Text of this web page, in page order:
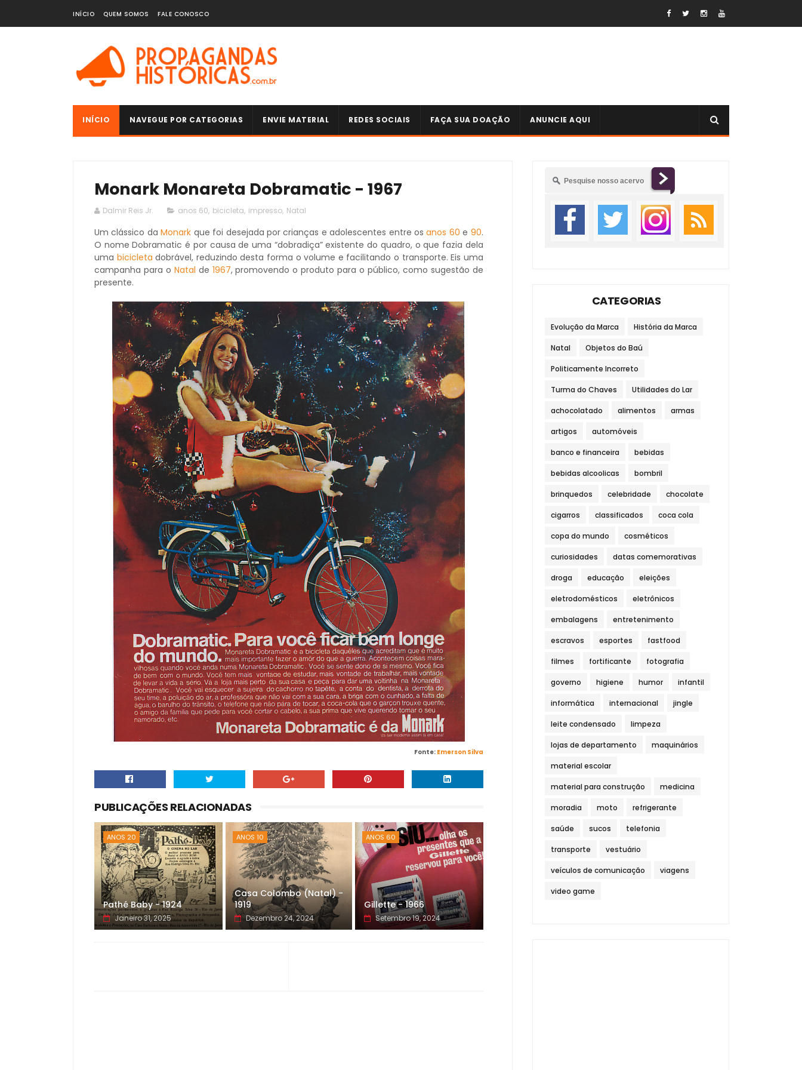
INÍCIO QUEM SOMOS FALE CONOSCO
INÍCIO NAVEGUE POR CATEGORIAS ENVIE MATERIAL REDES SOCIAIS FAÇA SUA DOAÇÃO ANUNCIE AQUI
Monark Monareta Dobramatic - 1967
Dalmir Reis Jr. anos 60, bicicleta, impresso, Natal
Um clássico daMonark que foi desejada por crianças e adolescentes entre osanos 60 e 90.
O nome Dobramatic é por causa de uma “dobradiça” existente do quadro, o que fazia dela
uma bicicleta dobrável, reduzindo desta forma o volume e facilitando o transporte. Eis uma
campanha para o Natal de 1967, promovendo o produto para o público, como sugestão de
presente.
Fonte: Emerson Silva
PUBLICAÇÕES RELACIONADAS
ANOS 20
Pathé Baby - 1924
Janeiro 31, 2025
ANOS 10
Casa Colombo (Natal) -
1919
Dezembro 24, 2024
ANOS 60
Gillette - 1966
Setembro 19, 2024
CATEGORIAS
Evolução da Marca História da Marca
Natal Objetos do Baú
Politicamente Incorreto
Turma do Chaves Utilidades do Lar
achocolatado alimentos armas
artigos automóveis
banco e financeira bebidas
bebidas alcoolicas bombril
brinquedos celebridade chocolate
cigarros classificados coca cola
copa do mundo cosméticos
curiosidades datas comemorativas
droga educação eleições
eletrodomésticos eletrônicos
embalagens entretenimento
escravos esportes fastfood
filmes fortificante fotografia
governo higiene humor infantil
informática internacional jingle
leite condensado limpeza
lojas de departamento maquinários
material escolar
material para construção medicina
moradia moto refrigerante
saúde sucos telefonia
transporte vestuário
veículos de comunicação viagens
video game